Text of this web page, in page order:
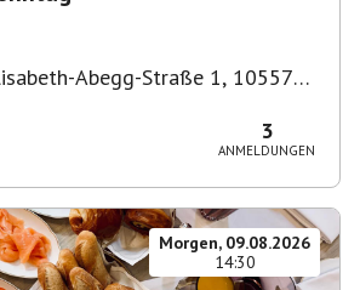
Abegg-Straße 1, 10557
3
ANMELDUNGEN
Morgen, 09.08.2026
14:30